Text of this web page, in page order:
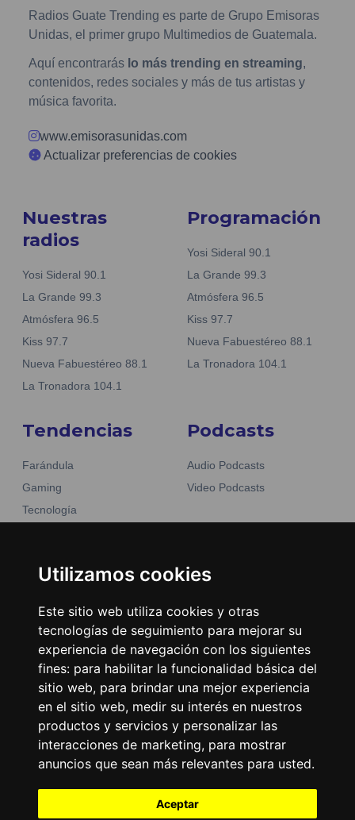
Utilizamos cookies
Este sitio web utiliza cookies y otras
tecnologías de seguimiento para mejorar su
experiencia de navegación con los siguientes
fines: para habilitar la funcionalidad básica del
sitio web, para brindar una mejor experiencia
en el sitio web, medir su interés en nuestros
productos y servicios y personalizar las
interacciones de marketing, para mostrar
anuncios que sean más relevantes para usted.
Aceptar
Radios Guate Trending es parte de Grupo Emisoras
Unidas, el primer grupo Multimedios de Guatemala.
Aquí encontrarás lo más trending en streaming,
contenidos, redes sociales y más de tus artistas y
música favorita.
www.emisorasunidas.com
Actualizar preferencias de cookies
Nuestras
radios
Yosi Sideral 90.1
La Grande 99.3
Atmósfera 96.5
Kiss 97.7
Nueva Fabuestéreo 88.1
La Tronadora 104.1
Programación
Yosi Sideral 90.1
La Grande 99.3
Atmósfera 96.5
Kiss 97.7
Nueva Fabuestéreo 88.1
La Tronadora 104.1
Tendencias
Farándula
Gaming
Tecnología
Noticias
Podcasts
Audio Podcasts
Video Podcasts
Emisoras Unidas
Encuéntranos
Contacto
Términos y condiciones
Directorio